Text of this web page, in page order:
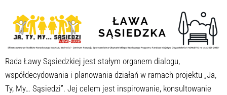
Rada Ławy Sąsiedzkiej jest stałym organem dialogu,
współdecydowania i planowania działań w ramach projektu „Ja,
Ty, My… Sąsiedzi”. Jej celem jest inspirowanie, konsultowanie